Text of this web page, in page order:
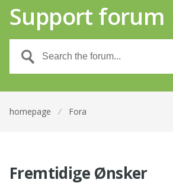
Support forum
homepage ⁄ Fora
Fremtidige Ønsker